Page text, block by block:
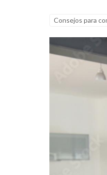
Consejos para